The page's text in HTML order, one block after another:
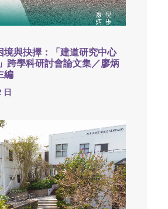
境與抉擇：「建道研究中心
跨學科研討會論文集／廖炳
編
日